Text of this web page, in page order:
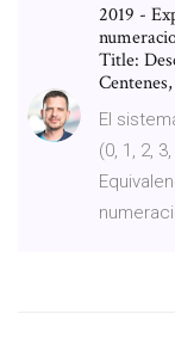
2019 -
Title:
Centenes,
El
(0, 1, 2,